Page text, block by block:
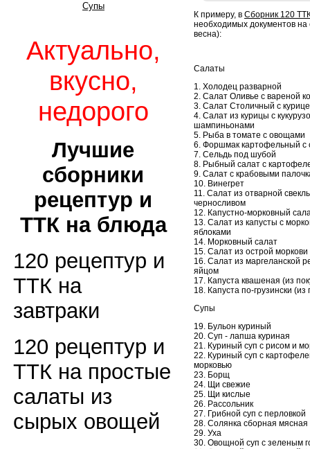
Супы
Актуально,
вкусно,
недорого
Лучшие
сборники
рецептур и
ТТК на блюда
120 рецептур и
ТТК на
завтраки
120 рецептур и
ТТК на простые
салаты из
сырых овощей
К примеру, в Сборник 120
необходимых документов
весна):
Салаты
1. Холодец разварной
2. Салат Оливье с вареной
3. Салат Столичный с
4. Салат из курицы с
шампиньонами
5. Рыба в томате с овощами
6. Форшмак картофельный с
7. Сельдь под шубой
8. Рыбный салат с
9. Салат с крабовыми
10. Винегрет
11. Салат из отварной
черносливом
12. Капустно-морковный
13. Салат из капусты с
яблоками
14. Морковный салат
15. Салат из острой моркови
16. Салат из маргеланской
яйцом
17. Капуста квашеная (из
18. Капуста по-грузински (из
Супы
19. Бульон куриный
20. Суп - лапша куриная
21. Куриный суп с рисом и
22. Куриный суп с
морковью
23. Борщ
24. Щи свежие
25. Щи кислые
26. Рассольник
27. Грибной суп с перловкой
28. Солянка сборная мясная
29. Уха
30. Овощной суп с зеленым